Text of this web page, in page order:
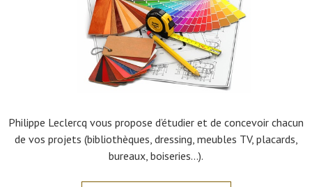
Philippe Leclercq vous propose d’étudier et de concevoir chacun
de vos projets (bibliothèques, dressing, meubles TV, placards,
bureaux, boiseries…).